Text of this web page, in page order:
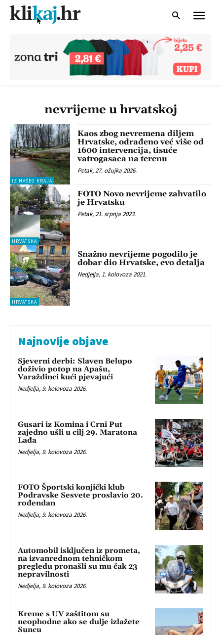
nevrijeme u hrvatskoj
IZ NAŠEG KRAJA
Kaos zbog nevremena diljem
Hrvatske, odrađeno već više od
1600 intervencija, tisuće
vatrogasaca na terenu
Petak, 27. ožujka 2026.
HRVATSKA
FOTO Novo nevrijeme zahvatilo
je Hrvatsku
Petak, 21. srpnja 2023.
HRVATSKA
Snažno nevrijeme pogodilo je
dobar dio Hrvatske, evo detalja
Nedjelja, 1. kolovoza 2021.
Najnovije objave
Sjeverni derbi: Slaven Belupo
doživio potop na Apašu,
Varaždinci kući pjevajući
Nedjelja, 9. kolovoza 2026.
Gusari iz Komina i Crni Put
zajedno ušli u cilj 29. Maratona
Lađa
Nedjelja, 9. kolovoza 2026.
FOTO Športski konjički klub
Podravske Sesvete proslavio 20.
rođendan
Nedjelja, 9. kolovoza 2026.
Automobil isključen iz prometa,
na izvanrednom tehničkom
pregledu pronašli su mu čak 23
nepravilnosti
Nedjelja, 9. kolovoza 2026.
Kreme s UV zaštitom su
neophodne ako se dulje izlažete
Suncu